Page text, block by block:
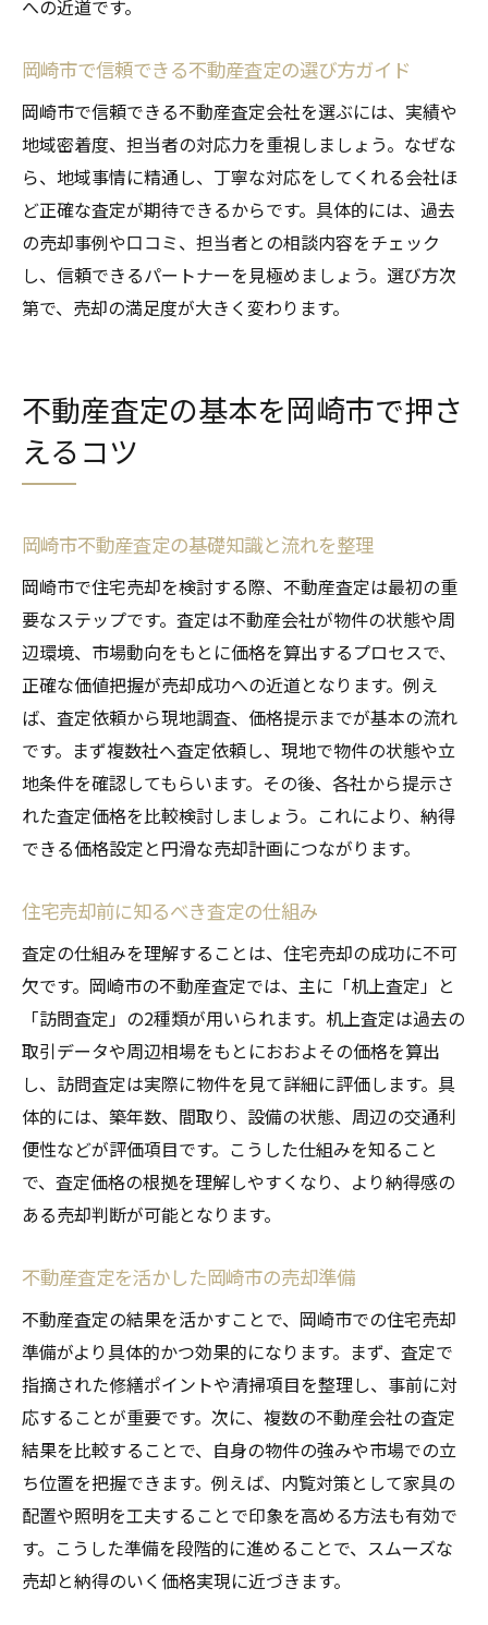
住宅売却の交渉に活かせる査定のポイント
不動産査定データを活用した価格決定の流
れ
岡崎市で納得の売却を目指す価格戦略
査定結果の活かし方と売却成功のコツ
不動産査定を味方にした安心売却の実践例
への近道です。
岡崎市で信頼できる不動産査定の選び方ガイド
岡崎市で信頼できる不動産査定会社を選ぶには、実績や
地域密着度、担当者の対応力を重視しましょう。なぜな
ら、地域事情に精通し、丁寧な対応をしてくれる会社ほ
ど正確な査定が期待できるからです。具体的には、過去
の売却事例や口コミ、担当者との相談内容をチェック
し、信頼できるパートナーを見極めましょう。選び方次
第で、売却の満足度が大きく変わります。
不動産査定の基本を岡崎市で押さ
えるコツ
岡崎市不動産査定の基礎知識と流れを整理
岡崎市で住宅売却を検討する際、不動産査定は最初の重
要なステップです。査定は不動産会社が物件の状態や周
辺環境、市場動向をもとに価格を算出するプロセスで、
正確な価値把握が売却成功への近道となります。例え
ば、査定依頼から現地調査、価格提示までが基本の流れ
です。まず複数社へ査定依頼し、現地で物件の状態や立
地条件を確認してもらいます。その後、各社から提示さ
れた査定価格を比較検討しましょう。これにより、納得
できる価格設定と円滑な売却計画につながります。
住宅売却前に知るべき査定の仕組み
査定の仕組みを理解することは、住宅売却の成功に不可
欠です。岡崎市の不動産査定では、主に「机上査定」と
「訪問査定」の2種類が用いられます。机上査定は過去の
取引データや周辺相場をもとにおおよその価格を算出
し、訪問査定は実際に物件を見て詳細に評価します。具
体的には、築年数、間取り、設備の状態、周辺の交通利
便性などが評価項目です。こうした仕組みを知ること
で、査定価格の根拠を理解しやすくなり、より納得感の
ある売却判断が可能となります。
不動産査定を活かした岡崎市の売却準備
不動産査定の結果を活かすことで、岡崎市での住宅売却
準備がより具体的かつ効果的になります。まず、査定で
指摘された修繕ポイントや清掃項目を整理し、事前に対
応することが重要です。次に、複数の不動産会社の査定
結果を比較することで、自身の物件の強みや市場での立
ち位置を把握できます。例えば、内覧対策として家具の
配置や照明を工夫することで印象を高める方法も有効で
す。こうした準備を段階的に進めることで、スムーズな
売却と納得のいく価格実現に近づきます。